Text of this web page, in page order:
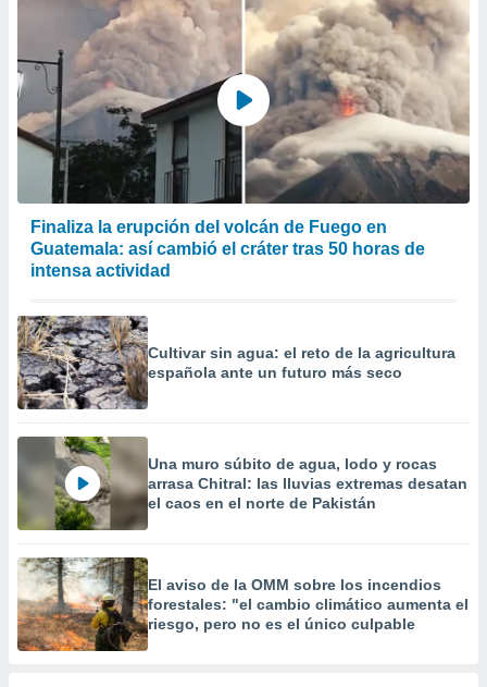
Finaliza la erupción del volcán de Fuego en
Guatemala: así cambió el cráter tras 50 horas de
intensa actividad
Cultivar sin agua: el reto de la agricultura
española ante un futuro más seco
Una muro súbito de agua, lodo y rocas
arrasa Chitral: las lluvias extremas desatan
el caos en el norte de Pakistán
El aviso de la OMM sobre los incendios
forestales: "el cambio climático aumenta el
riesgo, pero no es el único culpable